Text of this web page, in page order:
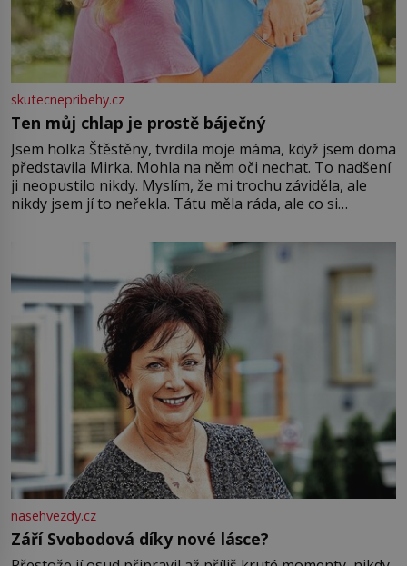
skutecnepribehy.cz
Ten můj chlap je prostě báječný
Jsem holka Štěstěny, tvrdila moje máma, když jsem doma
představila Mirka. Mohla na něm oči nechat. To nadšení
ji neopustilo nikdy. Myslím, že mi trochu záviděla, ale
nikdy jsem jí to neřekla. Tátu měla ráda, ale co si
Jsme spolu moc rádi Tehdy byla jiná doba, když
nasehvezdy.cz
Září Svobodová díky nové lásce?